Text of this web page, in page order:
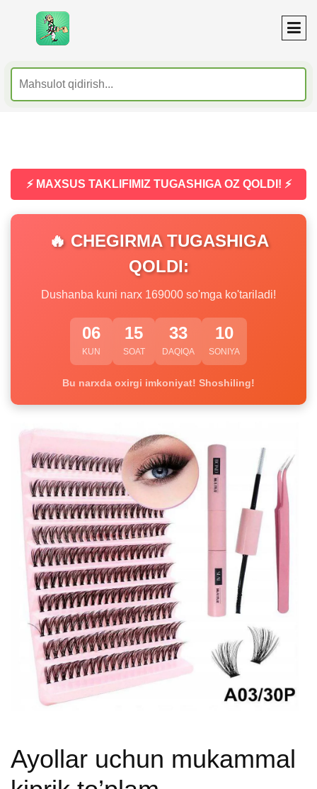
⚡ MAXSUS TAKLIFIMIZ TUGASHIGA OZ QOLDI! ⚡
🔥 CHEGIRMA TUGASHIGA
QOLDI:
Dushanba kuni narx 169000 so'mga ko'tariladi!
06
KUN
15
SOAT
33
DAQIQA
09
SONIYA
Bu narxda oxirgi imkoniyat! Shoshiling!
Ayollar uchun mukammal